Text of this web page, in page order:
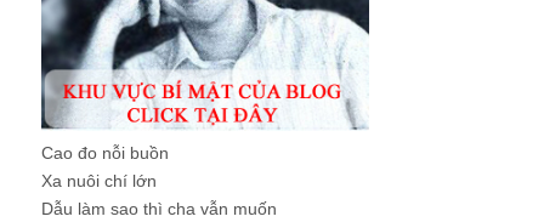
Cao đo nỗi buồn
Xa nuôi chí lớn
Dẫu làm sao thì cha vẫn muốn